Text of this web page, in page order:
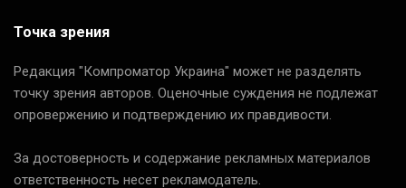
Точка зрения
Редакция "Компроматор Украина" может не разделять
точку зрения авторов. Оценочные суждения не подлежат
опровержению и подтверждению их правдивости.
За достоверность и содержание рекламных материалов
ответственность несет рекламодатель.